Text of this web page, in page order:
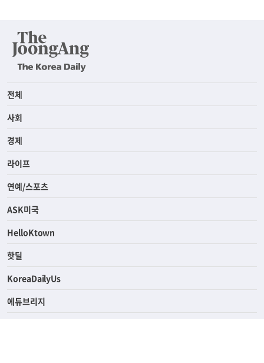
전체
사회
경제
라이프
연예/스포츠
ASK미국
HelloKtown
핫딜
KoreaDailyUs